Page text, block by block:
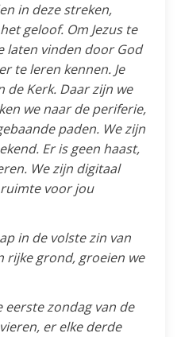
in deze streken,
geloof. Om Jezus te
laten vinden door God
te leren kennen. Je
de Kerk. Daar zijn we
we naar de periferie,
paden. We zijn
Er is geen haast,
We zijn digitaal
voor jou
in de volste zin van
rijke grond, groeien we
zondag van de
er elke derde